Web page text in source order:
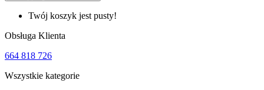
Twój koszyk jest pusty!
Obsługa Klienta
664 818 726
Wszystkie kategorie